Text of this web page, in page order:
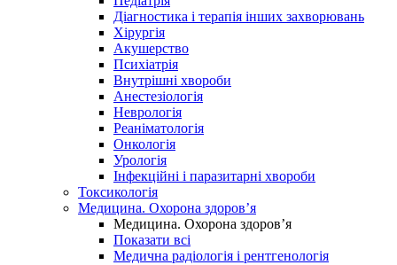
Діагностика і терапія інших захворювань
Хірургія
Акушерство
Психіатрія
Внутрішні хвороби
Анестезіологія
Неврологія
Реаніматологія
Онкологія
Урологія
Інфекційні і паразитарні хвороби
Токсикологія
Медицина. Охорона здоров’я
Медицина. Охорона здоров’я
Показати всі
Медична радіологія і рентгенологія